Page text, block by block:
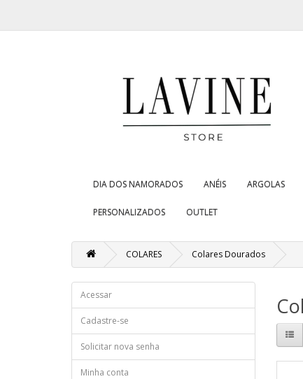
DIA DOS NAMORADOS ANÉIS ARGOLAS
PERSONALIZADOS OUTLET
COLARES Colares Dourados
Acessar
Cadastre-se
Solicitar nova senha
Minha conta